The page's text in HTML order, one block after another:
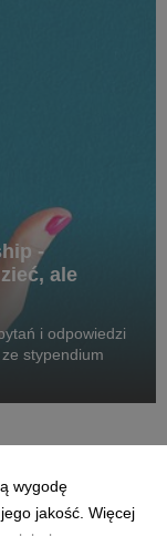
-
ale
i odpowiedzi
stypendium
wygodę
jakość. Więcej